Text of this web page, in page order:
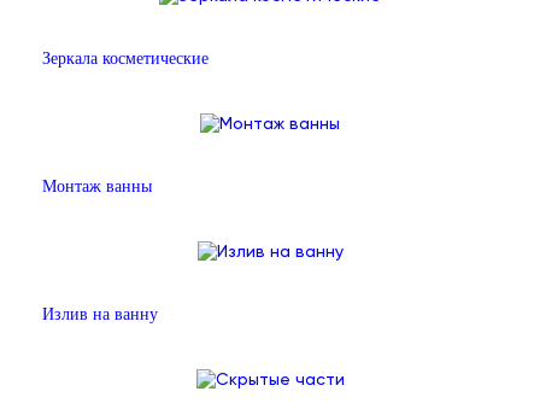
Зеркала косметические
Монтаж ванны
Излив на ванну